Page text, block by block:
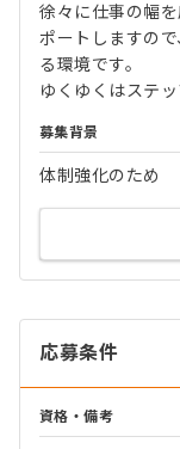
徐々に仕事の幅
ポートしますの
る環境です。
ゆくゆくはステ
募集背景
体制強化のため
応募条件
資格・備考